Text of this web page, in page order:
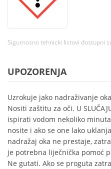
Sigurnosno tehnicki listovi dostupni
UPOZORENJA
Uzrokuje jako nadraživanje
Nositi zaštitu za oči. U
ispirati vodom nekoliko
nosite i ako se one lako
nadražaj oka ne prestaje,
je potrebna liječnička pomoć
Ne gutati. Ako se proguta